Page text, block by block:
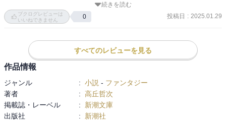
すべての仕掛けを理解した上で、また読み返したくなる一冊。ただ
し初見時の感動は感動であったので、「時間を置いて」読み返した
アジテーションに利用される遺物、という話から始まることもあ
り、現実的な話かと思いきや、娯楽小説とされる作中作が思ったよ
りファンタジーにすっ飛んでいき、しかもそれが何らかの比喩でも
なんでもなく、恐らくは作中の歴史の真の姿であるというのは意外
だった。「いくらなんでも王子多すぎやろ」「おっ、数が符合した
ってことはこれが何かのキーなのか？」「いやそういう話なんかー
い！」となって忙しいのなんの。これで作中作の文体も違ったりし
たら面白い反面、読むのが大変だったろうが、ある人物が訳してま
続きを読む
ブクログレビューは
いいねできません
0 投稿日 : 2025.01.29
すべてのレビューを見る
作品情報
ジャンル : 小説 - ファンタジー
著者
: 高丘哲次
掲載誌・レーベル
:
新潮文庫
出版社
:
新潮社